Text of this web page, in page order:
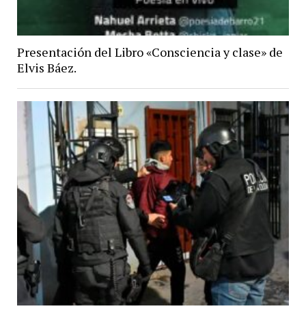
Presentación del Libro «Consciencia y clase» de
Elvis Báez.